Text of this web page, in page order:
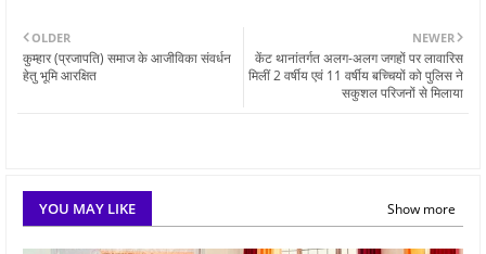
NEWER
केंट थानांतर्गत अलग-अलग जगहों पर लावारिस
मिलीं 2 वर्षीय एवं 11 वर्षीय बच्चियों को पुलिस ने
सकुशल परिजनों से मिलाया
OLDER
कुम्हार (प्रजापति) समाज के आजीविका संवर्धन
हेतु भूमि आरक्षित
YOU MAY LIKE Show more